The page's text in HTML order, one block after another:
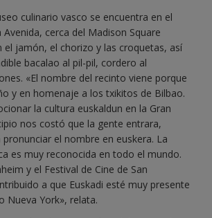
culinario vasco se encuentra en el
cerca del Madison Square
el jamón, el chorizo y las croquetas, así
bacalao al pil-pil, cordero al
«El nombre del recinto viene porque
y en homenaje a los txikitos de Bilbao.
la cultura euskaldun en la Gran
nos costó que la gente entrara,
el nombre en euskera. La
es muy reconocida en todo el mundo.
y el Festival de Cine de San
a que Euskadi esté muy presente
Nueva York», relata.